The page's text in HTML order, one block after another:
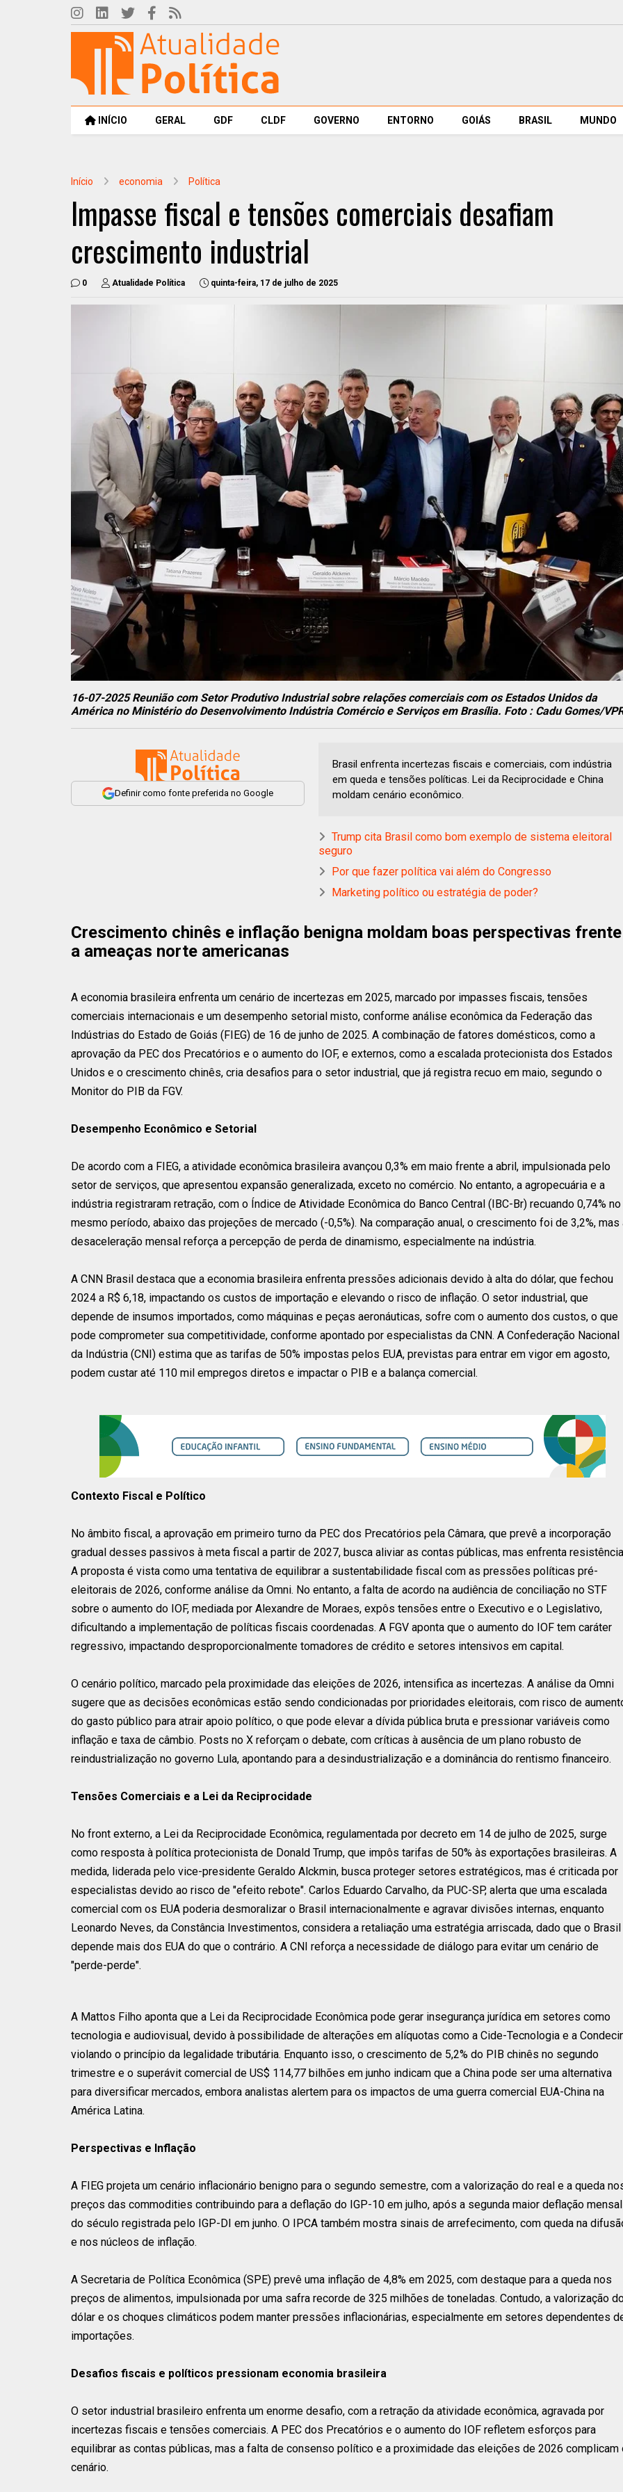
INÍCIO GERAL GDF CLDF GOVERNO ENTORNO GOIÁS BRASIL MUNDO
Início economia Política
Impasse fiscal e tensões comerciais desafiam
crescimento industrial
0 Atualidade Política quinta-feira, 17 de julho de 2025
16-07-2025 Reunião com Setor Produtivo Industrial sobre relações comerciais com os Estados Unidos da
América no Ministério do Desenvolvimento Indústria Comércio e Serviços em Brasília. Foto : Cadu Gomes/
Definir como fonte preferida no Google
Brasil enfrenta incertezas fiscais e comerciais, com indústria
em queda e tensões políticas. Lei da Reciprocidade e China
moldam cenário econômico.
Trump cita Brasil como bom exemplo de sistema eleitoral
seguro
Por que fazer política vai além do Congresso
Marketing político ou estratégia de poder?
Crescimento chinês e inflação benigna moldam boas perspectivas frente
a ameaças norte americanas
A economia brasileira enfrenta um cenário de incertezas em 2025, marcado por impasses fiscais, tensões
comerciais internacionais e um desempenho setorial misto, conforme análise econômica da Federação das
Indústrias do Estado de Goiás (FIEG) de 16 de junho de 2025. A combinação de fatores domésticos, como a
aprovação da PEC dos Precatórios e o aumento do IOF, e externos, como a escalada protecionista dos Estados
Unidos e o crescimento chinês, cria desafios para o setor industrial, que já registra recuo em maio, segundo o
Monitor do PIB da FGV.
Desempenho Econômico e Setorial
De acordo com a FIEG, a atividade econômica brasileira avançou 0,3% em maio frente a abril, impulsionada pelo
setor de serviços, que apresentou expansão generalizada, exceto no comércio. No entanto, a agropecuária e a
indústria registraram retração, com o Índice de Atividade Econômica do Banco Central (IBC-Br) recuando 0,74% no
mesmo período, abaixo das projeções de mercado (-0,5%). Na comparação anual, o crescimento foi de 3,2%, mas
desaceleração mensal reforça a percepção de perda de dinamismo, especialmente na indústria.
A CNN Brasil destaca que a economia brasileira enfrenta pressões adicionais devido à alta do dólar, que fechou
2024 a R$ 6,18, impactando os custos de importação e elevando o risco de inflação. O setor industrial, que
depende de insumos importados, como máquinas e peças aeronáuticas, sofre com o aumento dos custos, o que
pode comprometer sua competitividade, conforme apontado por especialistas da CNN. A Confederação Nacional
da Indústria (CNI) estima que as tarifas de 50% impostas pelos EUA, previstas para entrar em vigor em agosto,
podem custar até 110 mil empregos diretos e impactar o PIB e a balança comercial.
Contexto Fiscal e Político
No âmbito fiscal, a aprovação em primeiro turno da PEC dos Precatórios pela Câmara, que prevê a incorporação
gradual desses passivos à meta fiscal a partir de 2027, busca aliviar as contas públicas, mas enfrenta
A proposta é vista como uma tentativa de equilibrar a sustentabilidade fiscal com as pressões políticas pré-
eleitorais de 2026, conforme análise da Omni. No entanto, a falta de acordo na audiência de conciliação no STF
sobre o aumento do IOF, mediada por Alexandre de Moraes, expôs tensões entre o Executivo e o Legislativo,
dificultando a implementação de políticas fiscais coordenadas. A FGV aponta que o aumento do IOF tem caráter
regressivo, impactando desproporcionalmente tomadores de crédito e setores intensivos em capital.
O cenário político, marcado pela proximidade das eleições de 2026, intensifica as incertezas. A análise da Omni
sugere que as decisões econômicas estão sendo condicionadas por prioridades eleitorais, com risco de
do gasto público para atrair apoio político, o que pode elevar a dívida pública bruta e pressionar variáveis como
inflação e taxa de câmbio. Posts no X reforçam o debate, com críticas à ausência de um plano robusto de
reindustrialização no governo Lula, apontando para a desindustrialização e a dominância do rentismo financeiro.
Tensões Comerciais e a Lei da Reciprocidade
No front externo, a Lei da Reciprocidade Econômica, regulamentada por decreto em 14 de julho de 2025, surge
como resposta à política protecionista de Donald Trump, que impôs tarifas de 50% às exportações brasileiras. A
medida, liderada pelo vice-presidente Geraldo Alckmin, busca proteger setores estratégicos, mas é criticada por
especialistas devido ao risco de "efeito rebote". Carlos Eduardo Carvalho, da PUC-SP, alerta que uma escalada
comercial com os EUA poderia desmoralizar o Brasil internacionalmente e agravar divisões internas, enquanto
Leonardo Neves, da Constância Investimentos, considera a retaliação uma estratégia arriscada, dado que o Brasil
depende mais dos EUA do que o contrário. A CNI reforça a necessidade de diálogo para evitar um cenário de
"perde-perde".
A Mattos Filho aponta que a Lei da Reciprocidade Econômica pode gerar insegurança jurídica em setores como
tecnologia e audiovisual, devido à possibilidade de alterações em alíquotas como a Cide-Tecnologia e a
violando o princípio da legalidade tributária. Enquanto isso, o crescimento de 5,2% do PIB chinês no segundo
trimestre e o superávit comercial de US$ 114,77 bilhões em junho indicam que a China pode ser uma alternativa
para diversificar mercados, embora analistas alertem para os impactos de uma guerra comercial EUA-China na
América Latina.
Perspectivas e Inflação
A FIEG projeta um cenário inflacionário benigno para o segundo semestre, com a valorização do real e a queda
preços das commodities contribuindo para a deflação do IGP-10 em julho, após a segunda maior deflação mensal
do século registrada pelo IGP-DI em junho. O IPCA também mostra sinais de arrefecimento, com queda na
e nos núcleos de inflação.
A Secretaria de Política Econômica (SPE) prevê uma inflação de 4,8% em 2025, com destaque para a queda nos
preços de alimentos, impulsionada por uma safra recorde de 325 milhões de toneladas. Contudo, a valorização
dólar e os choques climáticos podem manter pressões inflacionárias, especialmente em setores dependentes
importações.
Desafios fiscais e políticos pressionam economia brasileira
O setor industrial brasileiro enfrenta um enorme desafio, com a retração da atividade econômica, agravada por
incertezas fiscais e tensões comerciais. A PEC dos Precatórios e o aumento do IOF refletem esforços para
equilibrar as contas públicas, mas a falta de consenso político e a proximidade das eleições de 2026 complicam
cenário.